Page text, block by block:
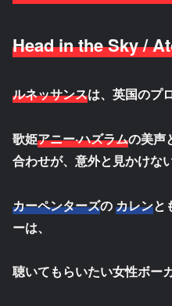
Head in the Sky /
ルネッサンスは、英国のプ
歌姫アニー·ハズラムの美声
合わせが、意外と見かけな
カーペンターズのカレンと
ーは、
聴いてもらいたい女性ボー